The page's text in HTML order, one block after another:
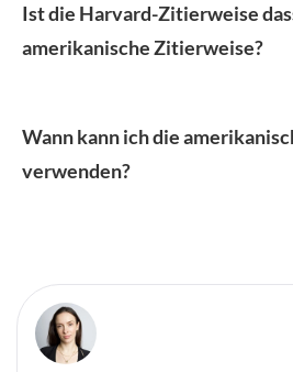
Ist die Harvard-Zitierweise
amerikanische Zitierweise?
Wann kann ich die
verwenden?